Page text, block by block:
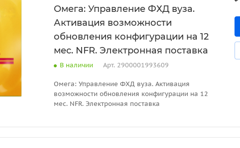
Омега: Управление ФХД вуза.
Активация возможности
обновления конфигурации на 12
мес. NFR. Электронная поставка
В наличии Арт. 2900001993609
Омега: Управление ФХД вуза. Активация
возможности обновления конфигурации на 12
мес. NFR. Электронная поставка